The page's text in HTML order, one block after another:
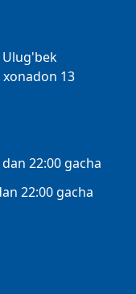
Ulug'bek
xonadon 13
22:00 gacha
22:00 gacha